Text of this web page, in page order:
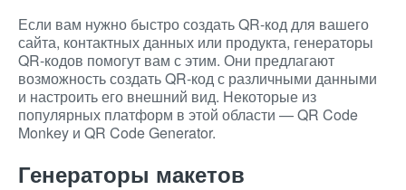
Если вам нужно быстро создать QR-код для вашего
сайта, контактных данных или продукта, генераторы
QR-кодов помогут вам с этим. Они предлагают
возможность создать QR-код с различными данными
и настроить его внешний вид. Некоторые из
популярных платформ в этой области — QR Code
Monkey и QR Code Generator.
Генераторы макетов